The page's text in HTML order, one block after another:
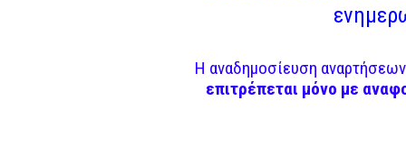
Η αναδημοσίευση
επιτρέπεται μόνο με